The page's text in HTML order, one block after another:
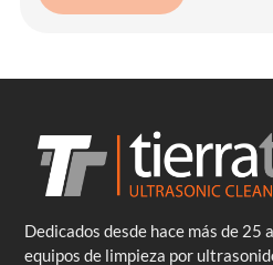
Dedicados desde hace más de 25
equipos de limpieza por